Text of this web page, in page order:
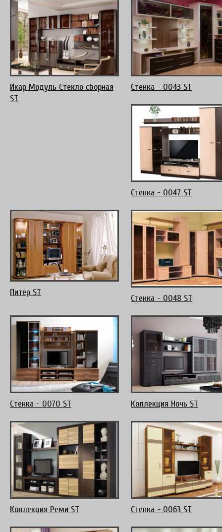
Икар Модуль Стекло сборная
ST
Стенка - 0043 ST
Стенка - 0047 ST
Питер ST
Стенка - 0048 ST
Стенка - 0070 ST Коллекция Ночь ST
Коллекция Реми ST Стенка - 0063 ST